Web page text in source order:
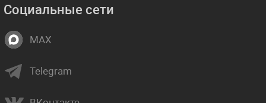
Социальные сети
MAX
Telegram